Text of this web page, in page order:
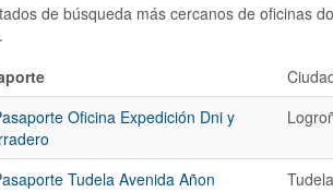
de búsqueda más cercanos de oficinas
.
Oficina Expedición Dni y
Tudela Avenida Añon
Tudela